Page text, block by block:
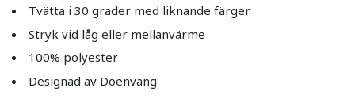
Tvätta i 30 grader med liknande färger
Stryk vid låg eller mellanvärme
100% polyester
Designad av Doenvang